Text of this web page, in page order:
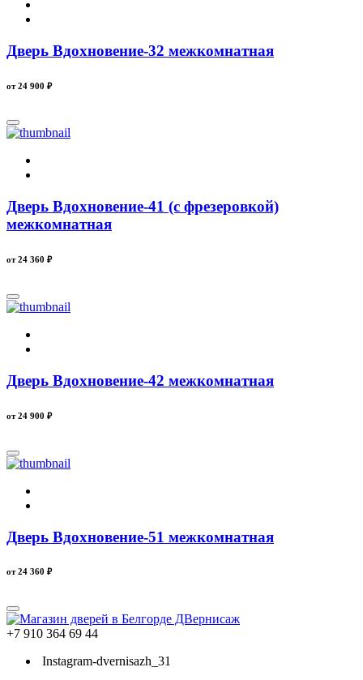
Дверь Вдохновение-32 межкомнатная
от 24 900 ₽
Дверь Вдохновение-41 (с фрезеровкой)
межкомнатная
от 24 360 ₽
Дверь Вдохновение-42 межкомнатная
от 24 900 ₽
Дверь Вдохновение-51 межкомнатная
от 24 360 ₽
+7 910 364 69 44
Instagram-dvernisazh_31